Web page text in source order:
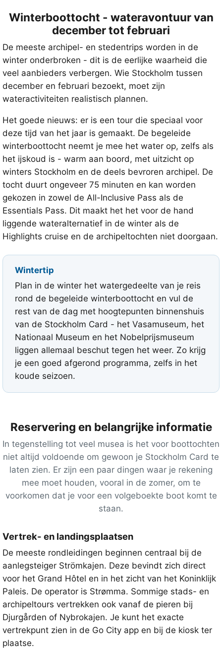
Winterboottocht - wateravontuur van
december tot februari
De meeste archipel- en stedentrips worden in de
winter onderbroken - dit is de eerlijke waarheid die
veel aanbieders verbergen. Wie Stockholm tussen
december en februari bezoekt, moet zijn
wateractiviteiten realistisch plannen.
Het goede nieuws: er is een tour die speciaal voor
deze tijd van het jaar is gemaakt. De begeleide
winterboottocht neemt je mee het water op, zelfs als
het ijskoud is - warm aan boord, met uitzicht op
winters Stockholm en de deels bevroren archipel. De
tocht duurt ongeveer 75 minuten en kan worden
gekozen in zowel de All-Inclusive Pass als de
Essentials Pass. Dit maakt het het voor de hand
liggende wateralternatief in de winter als de
Highlights cruise en de archipeltochten niet doorgaan.
Wintertip
Plan in de winter het watergedeelte van je reis
rond de begeleide winterboottocht en vul de
rest van de dag met hoogtepunten binnenshuis
van de Stockholm Card - het Vasamuseum, het
Nationaal Museum en het Nobelprijsmuseum
liggen allemaal beschut tegen het weer. Zo krijg
je een goed afgerond programma, zelfs in het
koude seizoen.
Reservering en belangrijke informatie
In tegenstelling tot veel musea is het voor boottochten
niet altijd voldoende om gewoon je Stockholm Card te
laten zien. Er zijn een paar dingen waar je rekening
mee moet houden, vooral in de zomer, om te
voorkomen dat je voor een volgeboekte boot komt te
staan.
Vertrek- en landingsplaatsen
De meeste rondleidingen beginnen centraal bij de
aanlegsteiger Strömkajen. Deze bevindt zich direct
voor het Grand Hôtel en in het zicht van het Koninklijk
Paleis. De operator is Strømma. Sommige stads- en
archipeltours vertrekken ook vanaf de pieren bij
Djurgården of Nybrokajen. Je kunt het exacte
vertrekpunt zien in de Go City app en bij de kiosk ter
plaatse.